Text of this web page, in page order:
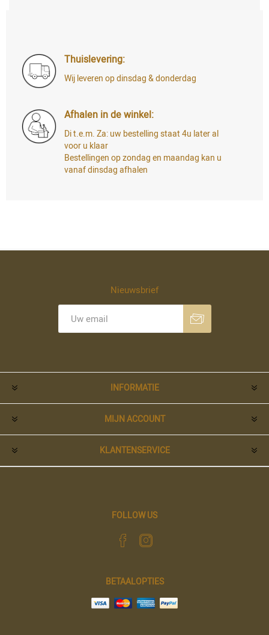
Thuislevering:
Wij leveren op dinsdag & donderdag
Afhalen in de winkel:
Di t.e.m. Za: uw bestelling staat 4u later al
voor u klaar
Bestellingen op zondag en maandag kan u
vanaf dinsdag afhalen
Nieuwsbrief
INFORMATIE
MIJN ACCOUNT
KLANTENSERVICE
FOLLOW US
BETAALOPTIES